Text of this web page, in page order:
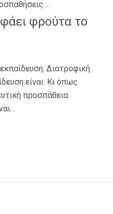
φρούτα το
Διατροφική
είναι. Κι όπως
προσπάθεια